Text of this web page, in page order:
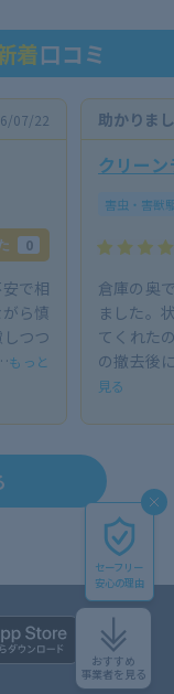
着口コミ
07/22
0
で相
ら慎
つつ
もっと
助かりま
クリー
害虫・害獣
倉庫の奥
ました。
てくれた
の撤去後
見る
おすすめ
事業者を見る
セーフリー
安心の理由